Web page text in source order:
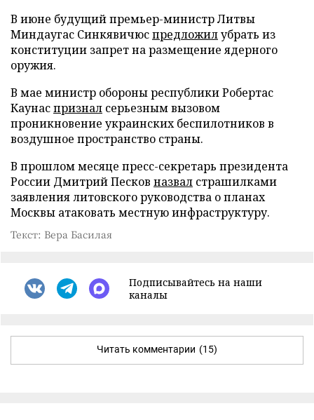
В июне будущий премьер-министр Литвы
Миндаугас Синкявичюспредложилубрать из
конституции запрет на размещение ядерного
оружия.
В мае министр обороны республики Робертас
Каунаспризнал серьезным вызовом
проникновение украинских беспилотников в
воздушное пространство страны.
В прошлом месяце пресс-секретарь президента
России Дмитрий Песков назвал страшилками
заявления литовского руководства о планах
Москвы атаковать местную инфраструктуру.
Текст: Вера Басилая
Подписывайтесь на наши
каналы
Читать комментарии (15)